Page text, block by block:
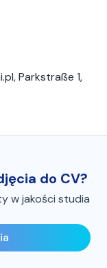
Parkstraße 1,
do CV?
w jakości studia